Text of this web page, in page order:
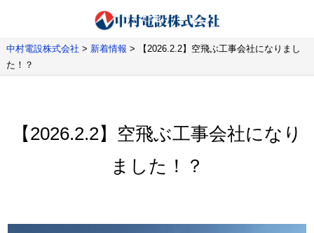
中村電設株式会社 > 新着情報 >
【2026.2.2】空飛ぶ工事会社になりまし
た！？
【2026.2.2】空飛ぶ工事会社になり
ました！？